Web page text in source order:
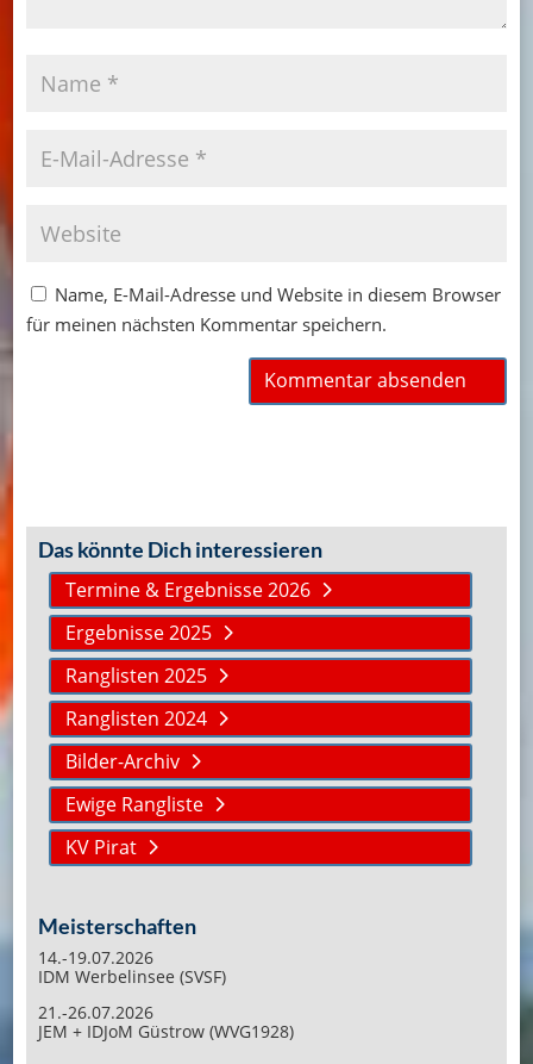
Name, E-Mail-Adresse und Website in diesem Browser
für meinen nächsten Kommentar speichern.
Das könnte Dich interessieren
Termine & Ergebnisse 2026
Ergebnisse 2025
Ranglisten 2025
Ranglisten 2024
Bilder-Archiv
Ewige Rangliste
KV Pirat
Meisterschaften
14.-19.07.2026
IDM Werbelinsee (SVSF)
21.-26.07.2026
JEM + IDJoM Güstrow (WVG1928)